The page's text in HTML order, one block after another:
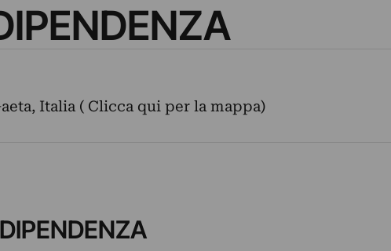
Italia ( Clicca qui per la mappa)